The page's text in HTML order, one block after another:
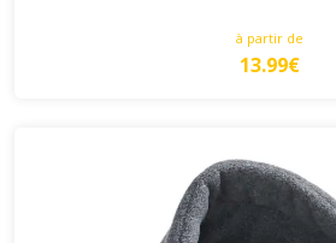
à partir de
13.99€